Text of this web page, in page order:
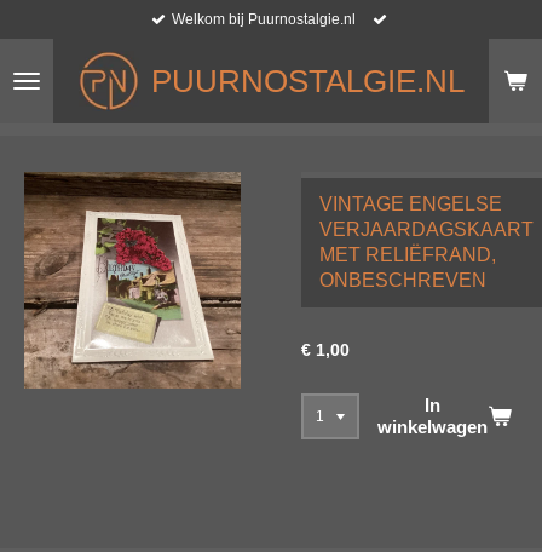
naar
hoofdinhoud
PUURNOSTALGIE.NL
Welkom bij Puurnostalgie.nl
VINTAGE ENGELSE
VERJAARDAGSKAART
MET RELIËFRAND,
ONBESCHREVEN
€ 1,00
In
winkelwagen